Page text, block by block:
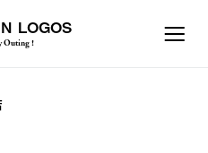
LOGOS
Outing !